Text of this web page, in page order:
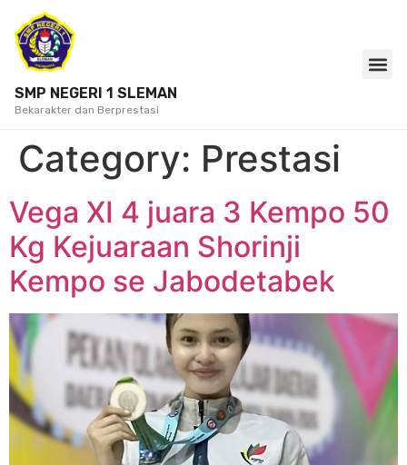
SMP NEGERI 1 SLEMAN
Bekarakter dan Berprestasi
Category: Prestasi
Vega XI 4 juara 3 Kempo 50
Kg Kejuaraan Shorinji
Kempo se Jabodetabek